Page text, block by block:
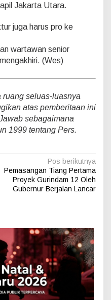
Jakarta Utara.
juga harus pro ke
wartawan senior
(Wes)
seluas-luasnya
atas pemberitaan ini
sebagaimana
1999 tentang Pers.
Pos berikutnya
Pemasangan Tiang Pertama
Proyek Gurindam 12 Oleh
Gubernur Berjalan Lancar